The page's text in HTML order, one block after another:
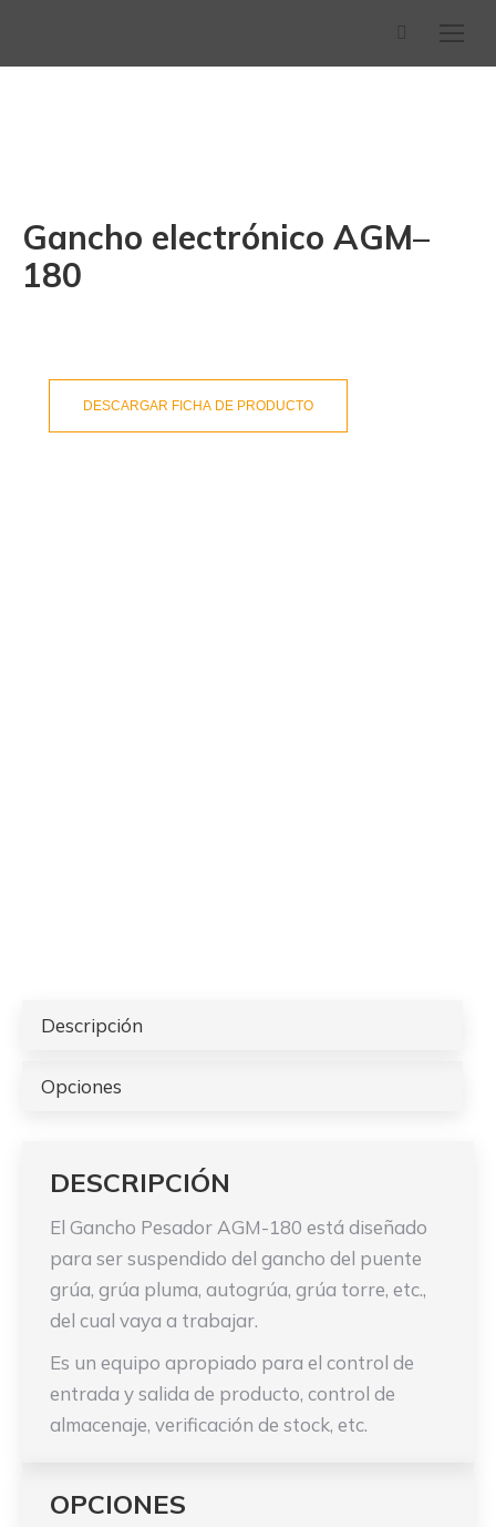
Buscar:
Gancho electrónico AGM–
180
DESCARGAR FICHA DE PRODUCTO
Descripción
Opciones
DESCRIPCIÓN
El Gancho Pesador AGM-180 está diseñado
para ser suspendido del gancho del puente
grúa, grúa pluma, autogrúa, grúa torre, etc.,
del cual vaya a trabajar.
Es un equipo apropiado para el control de
entrada y salida de producto, control de
almacenaje, verificación de stock, etc.
OPCIONES